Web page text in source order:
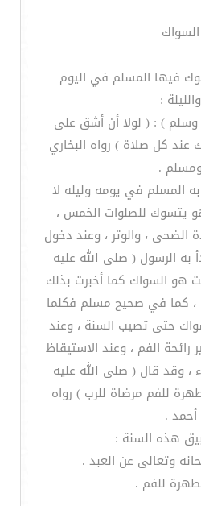
السواك
فيها المسلم في اليوم
والليلة :
وسلم ) : ( لولا أن أشق على
عند كل صلاة ) رواه البخاري
ومسلم .
المسلم في يومه وليله لا
مرة فهو يتسوك للصلوات الخمس ،
الضحى ، والوتر ، وعند دخول
به الرسول ( صلى الله عليه
هو السواك كما أخبرت بذلك
، كما في صحيح مسلم فكلما
حتى تصيب السنة ، وعند
رائحة الفم ، وعند الاستيقاظ
، وقد قال ( صلى الله عليه
للفم مرضاة للرب ) رواه
أحمد .
هذه السنة :
وتعالى عن العبد .
للفم .